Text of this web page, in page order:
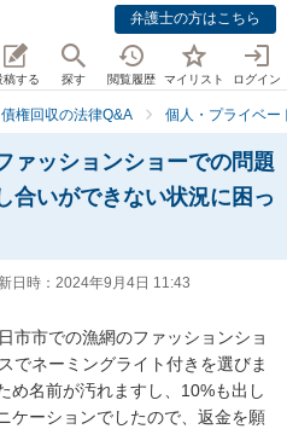
弁護士の方はこちら
稿する 探す 閲覧履歴 マイリスト ログイン
債権回収の法律Q&A 個人・プライベー
ァッションショーでの問題
合いができない状況に困っ
日時： 2024年9月4日 11:43
市市での漁網のファッションショ
でネーミングライト付きを選びま
め名前が汚れますし、10%も出し
ケーションでしたので、返金を願